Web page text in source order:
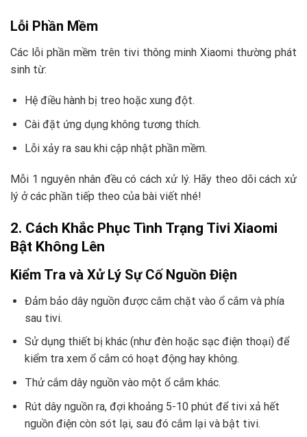
Lỗi Phần Mềm
Các lỗi phần mềm trên tivi thông minh Xiaomi thường phát
sinh từ:
Hệ điều hành bị treo hoặc xung đột.
Cài đặt ứng dụng không tương thích.
Lỗi xảy ra sau khi cập nhật phần mềm.
Mỗi 1 nguyên nhân đều có cách xử lý. Hãy theo dõi cách xử
lý ở các phần tiếp theo của bài viết nhé!
2. Cách Khắc Phục Tình Trạng Tivi Xiaomi
Bật Không Lên
Kiểm Tra và Xử Lý Sự Cố Nguồn Điện
Đảm bảo dây nguồn được cắm chặt vào ổ cắm và phía
sau tivi.
Sử dụng thiết bị khác (như đèn hoặc sạc điện thoại) để
kiểm tra xem ổ cắm có hoạt động hay không.
Thử cắm dây nguồn vào một ổ cắm khác.
Rút dây nguồn ra, đợi khoảng 5-10 phút để tivi xả hết
nguồn điện còn sót lại, sau đó cắm lại và bật tivi.